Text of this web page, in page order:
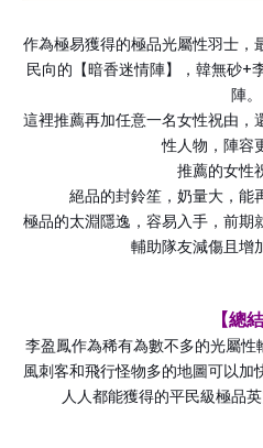
作為極易獲得的極品光屬性羽士，
民向的【暗香迷情陣】，韓無砂+
陣。
這裡推薦再加任意一名女性祝由，
性人物，陣容
推薦的女性
絕品的封鈴笙，奶量大，能
極品的太淵隱逸，容易入手，前期
輔助隊友減傷且增
【總結
李盈鳳作為稀有為數不多的光屬性
風刺客和飛行怪物多的地圖可以加
人人都能獲得的平民級極品